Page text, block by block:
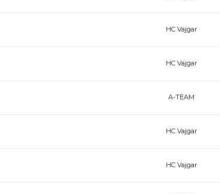
HC Vajgar
HC Vajgar
A-TEAM
HC Vajgar
HC Vajgar